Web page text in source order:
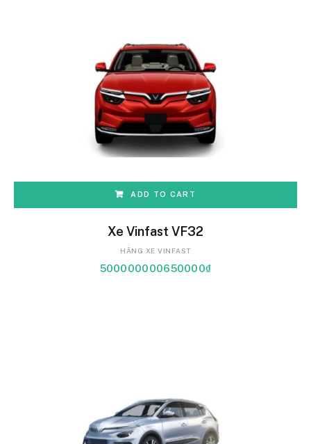
ADD TO CART
Xe Vinfast VF32
HÃNG XE VINFAST
500000000650000₫